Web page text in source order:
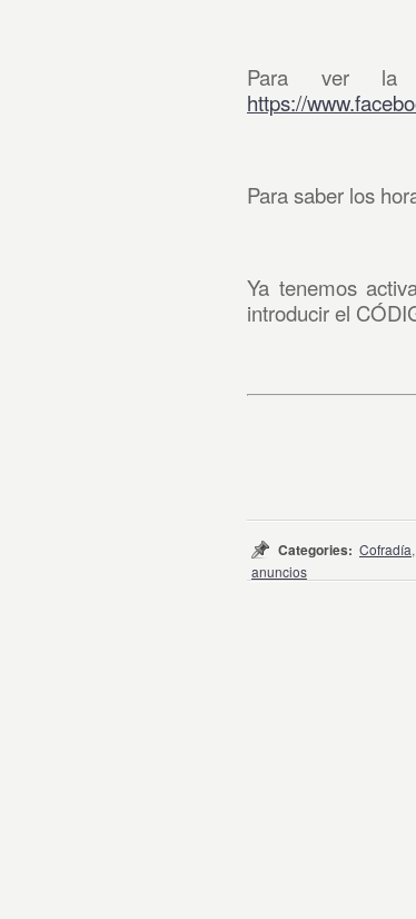
Para ver la
https://
Para saber los
Ya tenemos
introducir el
Categories: Cofradía,
anuncios